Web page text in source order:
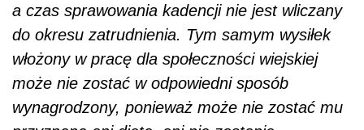
a czas sprawowania kadencji nie jest wliczany
do okresu zatrudnienia. Tym samym wysiłek
włożony w pracę dla społeczności wiejskiej
może nie zostać w odpowiedni sposób
wynagrodzony, ponieważ może nie zostać mu